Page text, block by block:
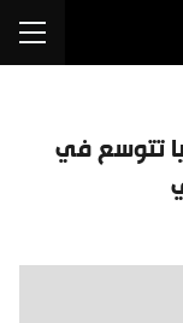
تتوسع في